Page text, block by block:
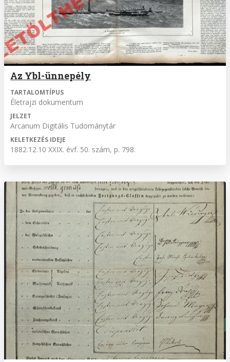
Az Ybl-ünnepély
TARTALOMTÍPUS
Életrajzi dokumentum
JELZET
Arcanum Digitális Tudománytár
KELETKEZÉS IDEJE
1882.12.10 XXIX. évf. 50. szám, p. 798.